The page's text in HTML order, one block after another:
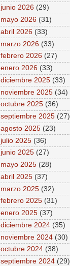
junio 2026 (29)
mayo 2026 (31)
abril 2026 (33)
marzo 2026 (33)
febrero 2026 (27)
enero 2026 (33)
diciembre 2025 (33)
noviembre 2025 (34)
octubre 2025 (36)
septiembre 2025 (27)
agosto 2025 (23)
julio 2025 (36)
junio 2025 (27)
mayo 2025 (28)
abril 2025 (37)
marzo 2025 (32)
febrero 2025 (31)
enero 2025 (37)
diciembre 2024 (35)
noviembre 2024 (30)
octubre 2024 (38)
septiembre 2024 (29)